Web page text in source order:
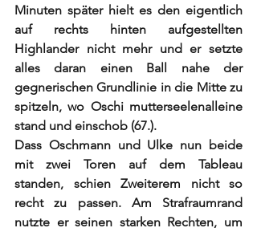
Minuten später hielt es den eigentlich
auf rechts hinten aufgestellten
Highlander nicht mehr und er setzte
alles daran einen Ball nahe der
gegnerischen Grundlinie in die Mitte zu
spitzeln, wo Oschi mutterseelenalleine
stand und einschob (67.).
Dass Oschmann und Ulke nun beide
mit zwei Toren auf dem Tableau
standen, schien Zweiterem nicht so
recht zu passen. Am Strafraumrand
nutzte er seinen starken Rechten, um